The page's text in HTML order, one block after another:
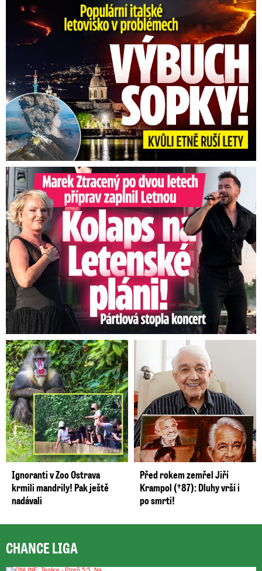
Erupce sicilské sopky Etny: Ruší desítky letů
Marek Ztracený na Letné: Pártlová stopla koncert
Ignoranti v Zoo Ostrava
krmili mandrily! Pak ještě
nadávali
Před rokem zemřel Jiří
Krampol (†87): Dluhy vrší i
po smrti!
CHANCE LIGA